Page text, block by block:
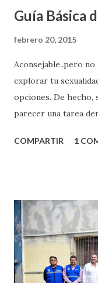
Guía Básica
febrero 20, 2015
Aconsejable..pero no
explorar tu
opciones. De hecho,
parecer una tarea
partes de ti que
conoces ni la mitad
quienes ya han
o expertas en el
aprender y nuevas
chica y aún no has
COMPARTIR 1